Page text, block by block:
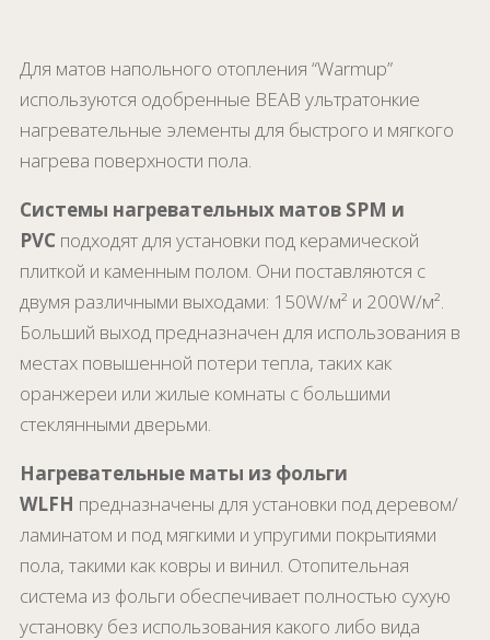
Для матов напольного отопления “Warmup”
используются одобренные BEAB ультратонкие
нагревательные элементы для быстрого и мягкого
нагрева поверхности пола.
Системы нагревательных матов SPM и
PVC подходят для установки под керамической
плиткой и каменным полом. Они поставляются с
двумя различными выходами: 150W/м² и 200W/м².
Больший выход предназначен для использования в
местах повышенной потери тепла, таких как
оранжереи или жилые комнаты с большими
стеклянными дверьми.
Нагревательные маты из фольги
WLFH предназначены для установки под деревом/
ламинатом и под мягкими и упругими покрытиями
пола, такими как ковры и винил. Отопительная
система из фольги обеспечивает полностью сухую
установку без использования какого либо вида